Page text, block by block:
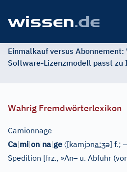
Einmalkauf versus Abonnement:
Software-Lizenzmodell passt zu
Wahrig Fremdwörterlexikon
Camionnage
Ca|mi|on|na|ge 〈[kamjɔna:ʒə] f.;–
Spedition [frz., »An–u. Abfuhr